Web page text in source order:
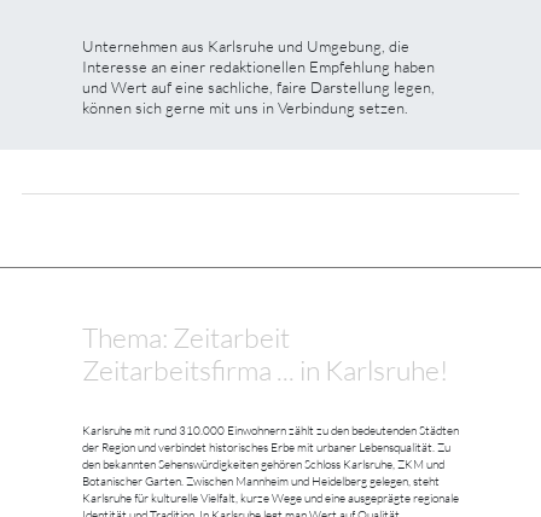
Unternehmen aus Karlsruhe und Umgebung, die
Interesse an einer redaktionellen Empfehlung haben
und Wert auf eine sachliche, faire Darstellung legen,
können sich gerne mit uns in Verbindung setzen.
Thema: Zeitarbeit
Zeitarbeitsfirma ... in Karlsruhe!
Karlsruhe mit rund 310.000 Einwohnern zählt zu den bedeutenden Städten
der Region und verbindet historisches Erbe mit urbaner Lebensqualität. Zu
den bekannten Sehenswürdigkeiten gehören Schloss Karlsruhe, ZKM und
Botanischer Garten. Zwischen Mannheim und Heidelberg gelegen, steht
Karlsruhe für kulturelle Vielfalt, kurze Wege und eine ausgeprägte regionale